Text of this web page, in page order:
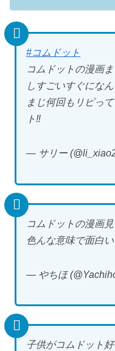
#コムドット
コムドットの漫画
しすごいすぐにな
まじ何回もリピっ
ト‼️
— サリー
コムドットの漫画
色んな意味で面白
— やちほ
子供がコムドット